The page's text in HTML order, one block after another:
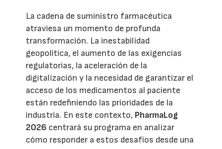
La cadena de suministro farmacéutica
atraviesa un momento de profunda
transformación. La inestabilidad
geopolítica, el aumento de las exigencias
regulatorias, la aceleración de la
digitalización y la necesidad de garantizar el
acceso de los medicamentos al paciente
están redefiniendo las prioridades de la
industria. En este contexto, PharmaLog
2026 centrará su programa en analizar
cómo responder a estos desafíos desde una